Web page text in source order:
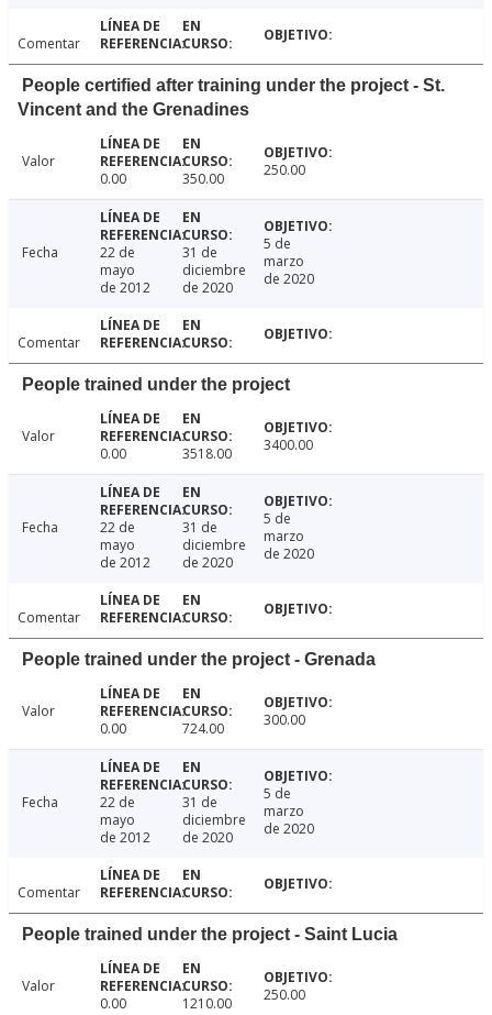
Comentar
People certified after training under the project - St.
Vincent and the Grenadines
Valor
0.00
350.00 250.00
Fecha
22 de
mayo
de 2012
31 de
diciembre
de 2020
5 de
marzo
de 2020
Comentar
People trained under the project
Valor
0.00
3518.00 3400.00
Fecha
22 de
mayo
de 2012
31 de
diciembre
de 2020
5 de
marzo
de 2020
Comentar
People trained under the project - Grenada
Valor
0.00
724.00 300.00
Fecha
22 de
mayo
de 2012
31 de
diciembre
de 2020
5 de
marzo
de 2020
Comentar
People trained under the project - Saint Lucia
Valor
0.00
1210.00 250.00